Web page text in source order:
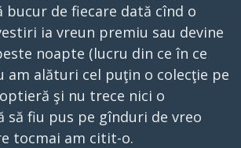
bucur de fiecare dată cînd o
ia vreun premiu sau devine
noapte (lucru din ce în ce
am alături cel puţin o colecţie pe
şi nu trece nici o
să fiu pus pe gînduri de vreo
tocmai am citit-o.